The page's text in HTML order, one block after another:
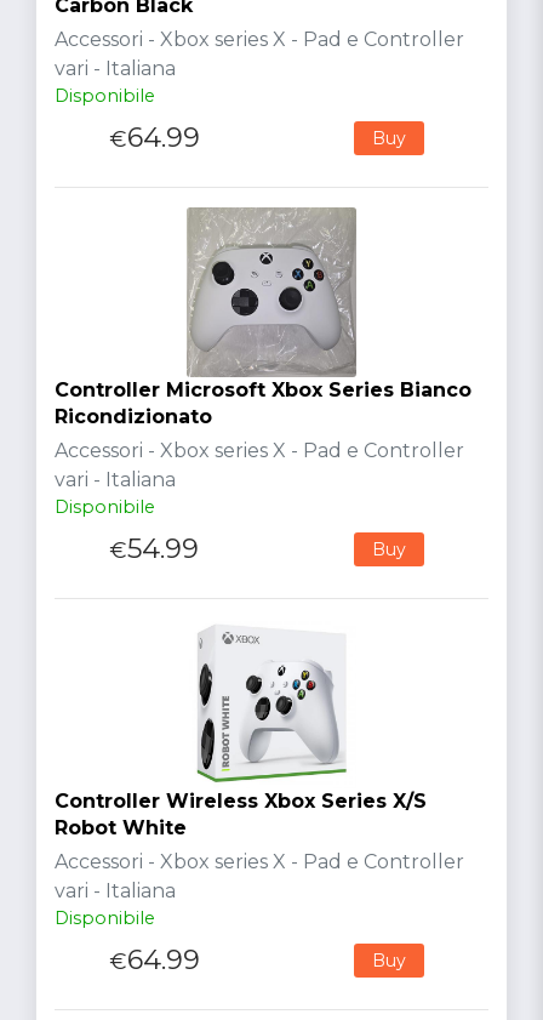
Carbon Black
Accessori - Xbox series X - Pad e Controller
vari - Italiana
Disponibile
€64.99 Buy
Controller Microsoft Xbox Series Bianco
Ricondizionato
Accessori - Xbox series X - Pad e Controller
vari - Italiana
Disponibile
€54.99 Buy
Controller Wireless Xbox Series X/S
Robot White
Accessori - Xbox series X - Pad e Controller
vari - Italiana
Disponibile
€64.99 Buy